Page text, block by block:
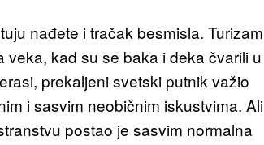
nađete i tračak besmisla. Turizam
kad su se baka i deka čvarili u
prekaljeni svetski putnik važio
i sasvim neobičnim iskustvima. Ali
postao je sasvim normalna